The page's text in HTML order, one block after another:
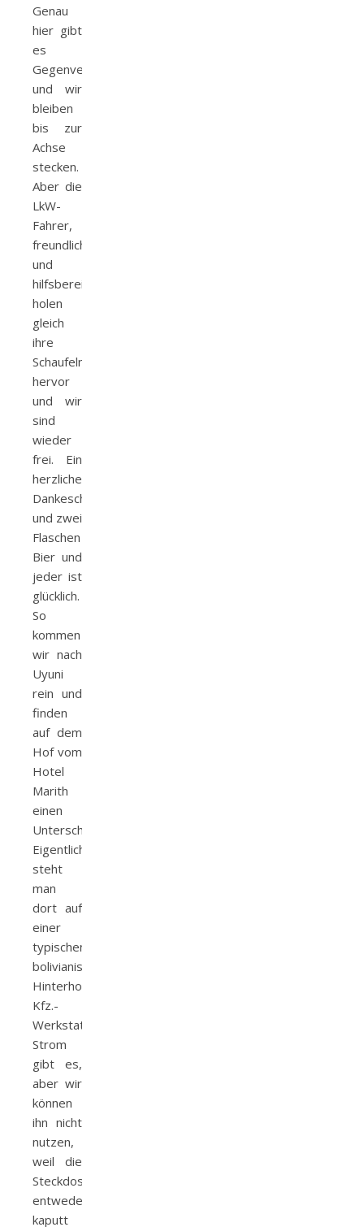
Genau
hier gibt
es
Gegenverkehr
und wir
bleiben
bis zur
Achse
stecken.
Aber die
LkW-
Fahrer,
freundlich
und
hilfsbereit,
holen
gleich
ihre
Schaufeln
hervor
und wir
sind
wieder
frei. Ein
herzliches
Dankeschön
und zwei
Flaschen
Bier und
jeder ist
glücklich.
So
kommen
wir nach
Uyuni
rein und
finden
auf dem
Hof vom
Hotel
Marith
einen
Unterschlupf.
Eigentlich
steht
man
dort auf
einer
typischen,
bolivianischen
Hinterhof-
Kfz.-
Werkstatt!
Strom
gibt es,
aber wir
können
ihn nicht
nutzen,
weil die
Steckdosen
entweder
kaputt